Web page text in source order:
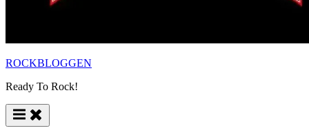
ROCKBLOGGEN
Ready To Rock!